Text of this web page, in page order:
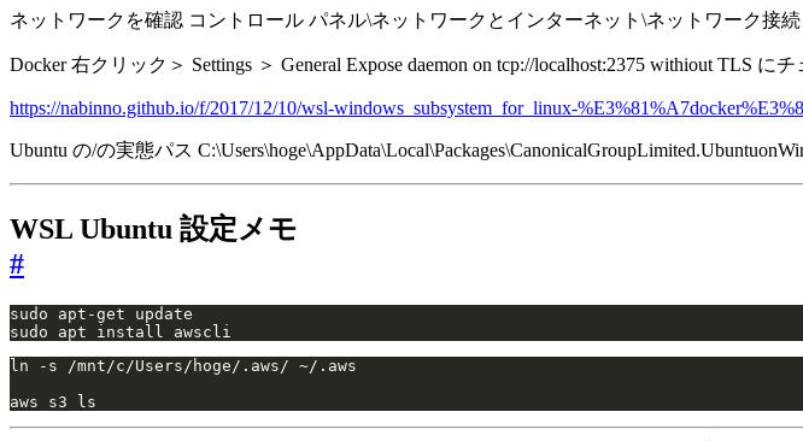
ネットワークを確認 コントロール パネル\ネットワークとインターネット\ネットワーク接
Docker 右クリック＞ Settings ＞ General Expose daemon on tcp://localhost:2375 withiout TLS にチ
https://nabinno.github.io/f/2017/12/10/wsl-windows_subsystem_for_linux-
Ubuntu の/の実態パス
WSL Ubuntu 設定メモ
#
sudo apt install awscli
aws s3 ls